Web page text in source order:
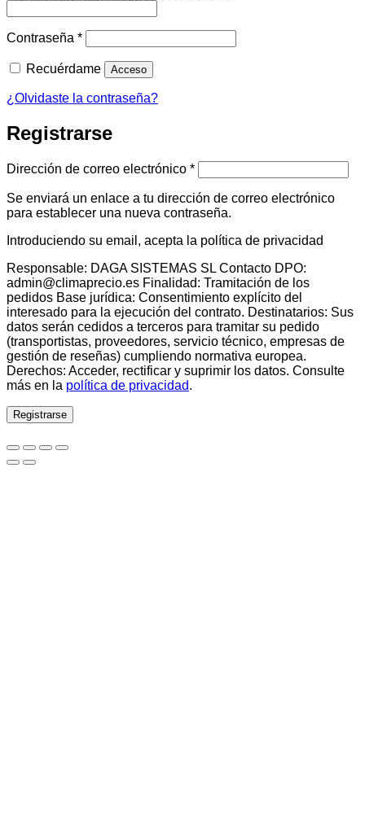
Contraseña *Obligatorio
Recuérdame Acceso
¿Olvidaste la contraseña?
Registrarse
Dirección de correo electrónico *Obligatorio
Se enviará un enlace a tu dirección de correo electrónico
para establecer una nueva contraseña.
Introduciendo su email, acepta la política de privacidad
Responsable: DAGA SISTEMAS SL Contacto DPO:
admin@climaprecio.es Finalidad: Tramitación de los
pedidos Base jurídica: Consentimiento explícito del
interesado para la ejecución del contrato. Destinatarios: Sus
datos serán cedidos a terceros para tramitar su pedido
(transportistas, proveedores, servicio técnico, empresas de
gestión de reseñas) cumpliendo normativa europea.
Derechos: Acceder, rectificar y suprimir los datos. Consulte
más en la política de privacidad.
Registrarse